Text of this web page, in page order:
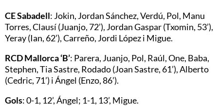
CE Sabadell: Jokin, Jordan Sánchez, Verdú, Pol, Manu
Torres, Clausí (Juanjo, 72’), Jordan Gaspar (Txomin, 53’),
Yeray (Ian, 62’), Carreño, Jordi López i Migue.
RCD Mallorca ‘B’: Parera, Juanjo, Pol, Raúl, One, Baba,
Stephen, Tia Sastre, Rodado (Joan Sastre, 61’), Alberto
(Cedric, 71’) i Ángel (Enzo, 86’).
Gols: 0-1, 12’, Ángel; 1-1, 13’, Migue.